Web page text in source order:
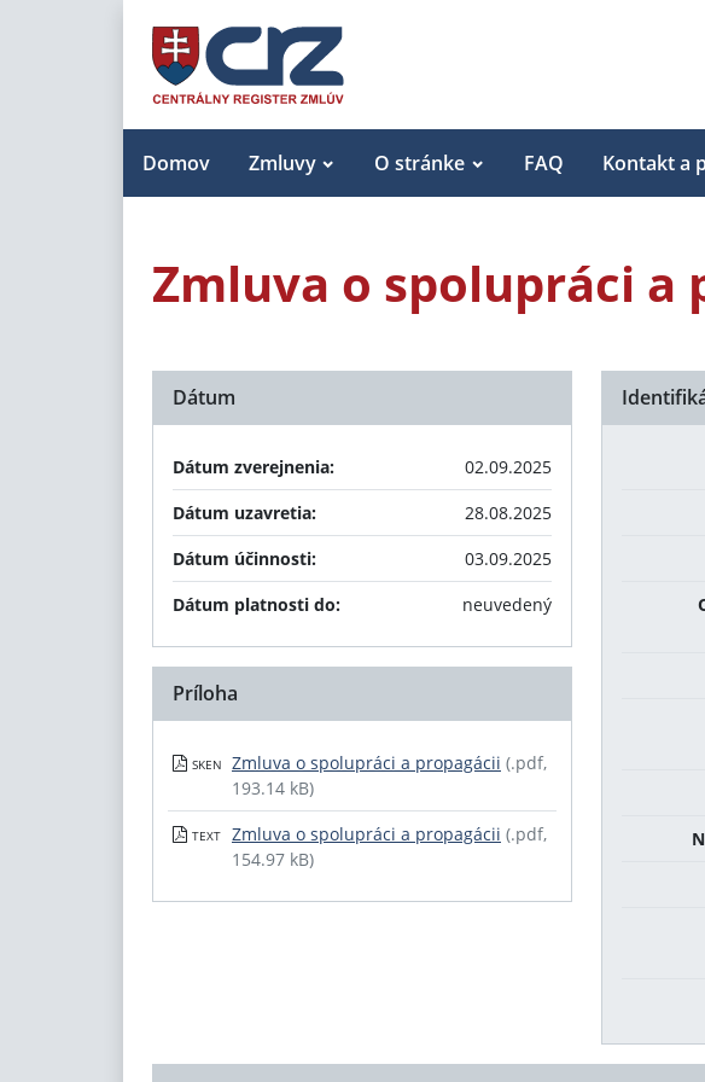
Domov Zmluvy O stránke FAQ Kontakt a
Zmluva o spolupráci a
Dátum
Dátum zverejnenia:
02.09.2025
Dátum uzavretia:
28.08.2025
Dátum účinnosti:
03.09.2025
Dátum platnosti do:
neuvedený
Príloha
SKEN Zmluva o spolupráci a propagácii (.pdf,
193.14 kB)
TEXT Zmluva o spolupráci a propagácii (.pdf,
154.97 kB)